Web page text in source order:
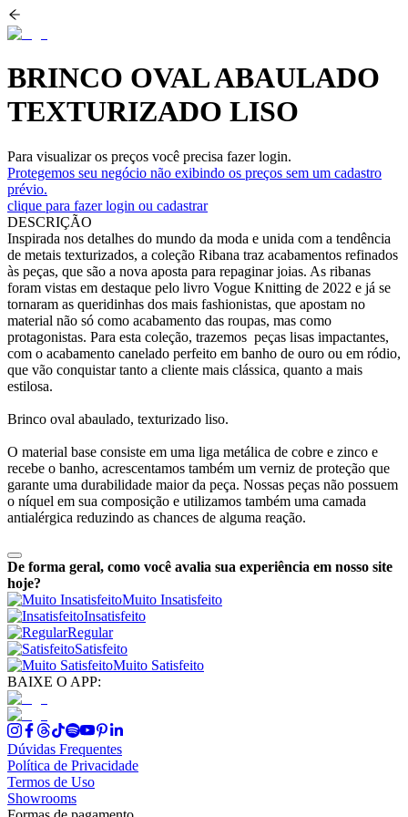
BRINCO OVAL ABAULADO
TEXTURIZADO LISO
Para visualizar os preços você precisa fazer login.
Protegemos seu negócio não exibindo os preços sem um cadastro
prévio.
clique para fazer login ou cadastrar
DESCRIÇÃO
Inspirada nos detalhes do mundo da moda e unida com a tendência
de metais texturizados, a coleção Ribana traz acabamentos refinados
às peças, que são a nova aposta para repaginar joias. As ribanas
foram vistas em destaque pelo livro Vogue Knitting de 2022 e já se
tornaram as queridinhas dos mais fashionistas, que apostam no
material não só como acabamento das roupas, mas como
protagonistas. Para esta coleção, trazemos peças lisas impactantes,
com o acabamento canelado perfeito em banho de ouro ou em ródio,
que vão conquistar tanto a cliente mais clássica, quanto a mais
estilosa.
Brinco oval abaulado, texturizado liso.
O material base consiste em uma liga metálica de cobre e zinco e
recebe o banho, acrescentamos também um verniz de proteção que
garante uma durabilidade maior da peça. Nossas peças não possuem
o níquel em sua composição e utilizamos também uma camada
antialérgica reduzindo as chances de alguma reação.
De forma geral, como você avalia sua experiência em nosso site
hoje?
Muito Insatisfeito
Insatisfeito
Regular
Satisfeito
Muito Satisfeito
BAIXE O APP:
Dúvidas Frequentes
Política de Privacidade
Termos de Uso
Showrooms